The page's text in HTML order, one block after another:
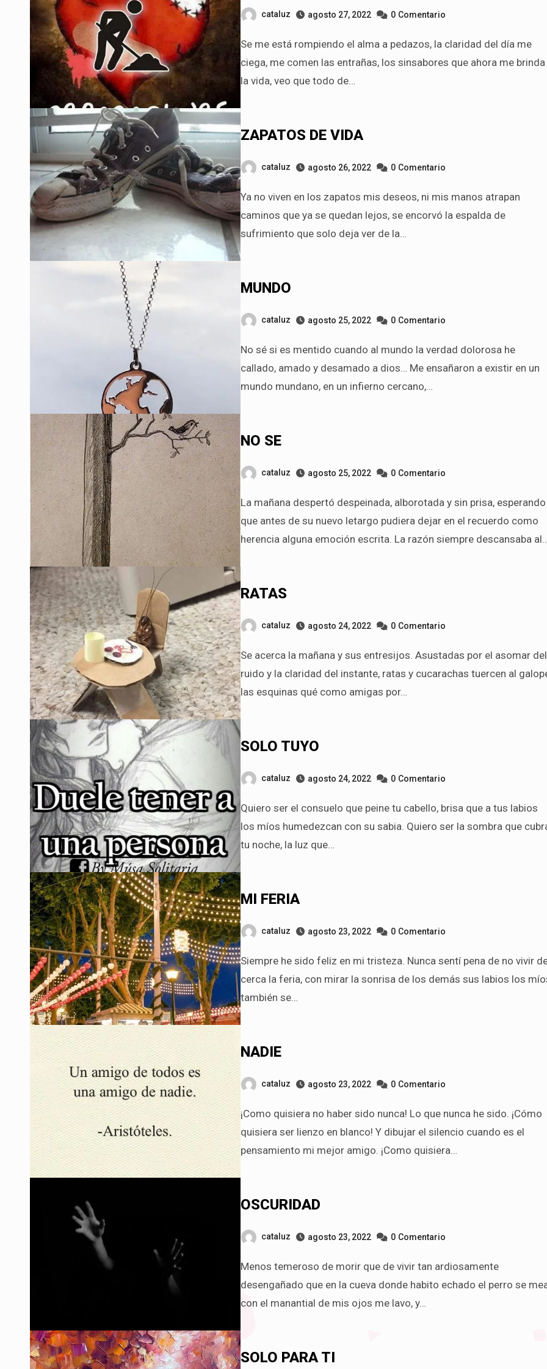
cataluz agosto 27, 2022 0 Comentario
Se me está rompiendo el alma a pedazos, la claridad del día me
ciega, me comen las entrañas, los sinsabores que ahora me brinda
la vida, veo que todo de…
ZAPATOS DE VIDA
cataluz agosto 26, 2022 0 Comentario
Ya no viven en los zapatos mis deseos, ni mis manos atrapan
caminos que ya se quedan lejos, se encorvó la espalda de
sufrimiento que solo deja ver de la…
MUNDO
cataluz agosto 25, 2022 0 Comentario
No sé si es mentido cuando al mundo la verdad dolorosa he
callado, amado y desamado a dios… Me ensañaron a existir en un
mundo mundano, en un infierno cercano,…
NO SE
cataluz agosto 25, 2022 0 Comentario
La mañana despertó despeinada, alborotada y sin prisa, esperando
que antes de su nuevo letargo pudiera dejar en el recuerdo como
herencia alguna emoción escrita. La razón siempre descansaba
RATAS
cataluz agosto 24, 2022 0 Comentario
Se acerca la mañana y sus entresijos. Asustadas por el asomar del
ruido y la claridad del instante, ratas y cucarachas tuercen al
las esquinas qué como amigas por…
SOLO TUYO
cataluz agosto 24, 2022 0 Comentario
Quiero ser el consuelo que peine tu cabello, brisa que a tus labios
los míos humedezcan con su sabia. Quiero ser la sombra que
tu noche, la luz que…
MI FERIA
cataluz agosto 23, 2022 0 Comentario
Siempre he sido feliz en mi tristeza. Nunca sentí pena de no vivir de
cerca la feria, con mirar la sonrisa de los demás sus labios los
también se…
NADIE
cataluz agosto 23, 2022 0 Comentario
¡Como quisiera no haber sido nunca! Lo que nunca he sido. ¡Cómo
quisiera ser lienzo en blanco! Y dibujar el silencio cuando es el
pensamiento mi mejor amigo. ¡Como quisiera…
OSCURIDAD
cataluz agosto 23, 2022 0 Comentario
Menos temeroso de morir que de vivir tan ardiosamente
desengañado que en la cueva donde habito echado el perro se
con el manantial de mis ojos me lavo, y…
SOLO PARA TI